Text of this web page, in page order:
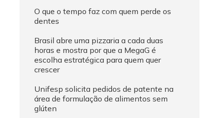
O que o tempo faz com quem perde os
dentes
Brasil abre uma pizzaria a cada duas
horas e mostra por que a MegaG é
escolha estratégica para quem quer
crescer
Unifesp solicita pedidos de patente na
área de formulação de alimentos sem
glúten